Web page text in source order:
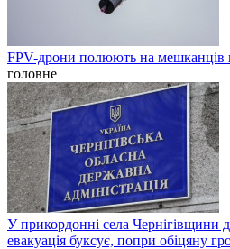
FPV-дрони полюють на мешканців
головне
У прикордонні села Чернігівщини
евакуація буксує, попри обіцяну